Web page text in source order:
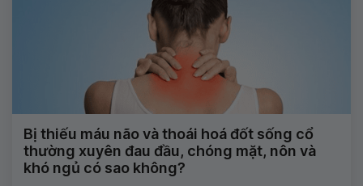
Bị thiếu máu não và thoái hoá đốt sống cổ
thường xuyên đau đầu, chóng mặt, nôn và
khó ngủ có sao không?